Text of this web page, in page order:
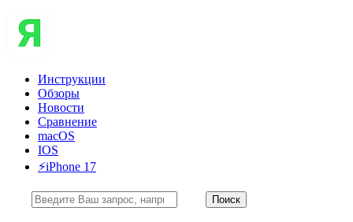
Инструкции
Обзоры
Новости
Сравнение
macOS
IOS
⚡️iPhone 17